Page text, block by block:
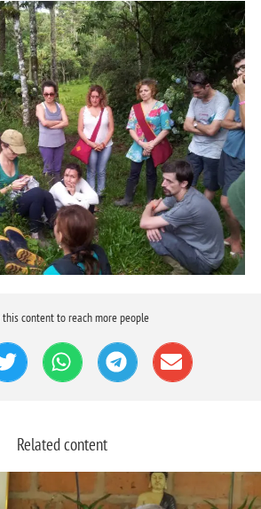
this content to reach more people
Related content